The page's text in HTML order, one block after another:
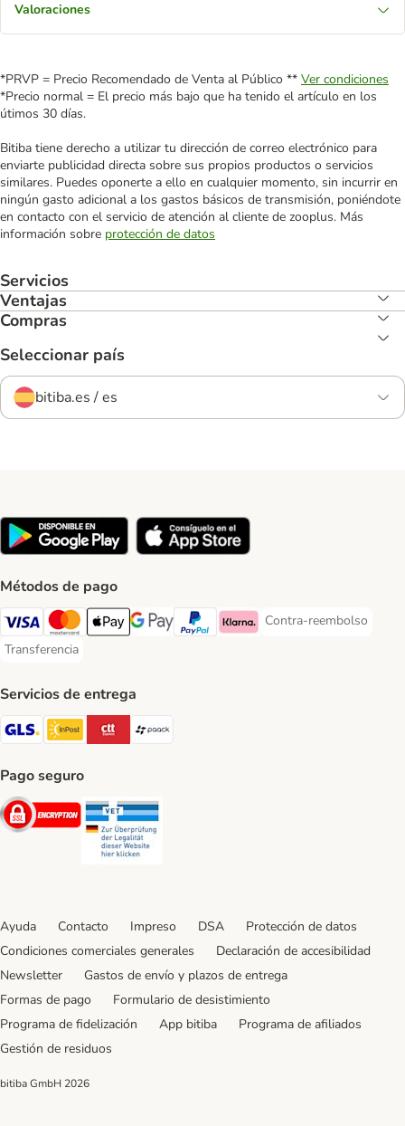
Valoraciones
*PRVP = Precio Recomendado de Venta al Público ** Ver condiciones
*Precio normal = El precio más bajo que ha tenido el artículo en los
útimos 30 días.
Bitiba tiene derecho a utilizar tu dirección de correo electrónico para
enviarte publicidad directa sobre sus propios productos o servicios
similares. Puedes oponerte a ello en cualquier momento, sin incurrir en
ningún gasto adicional a los gastos básicos de transmisión, poniéndote
en contacto con el servicio de atención al cliente de zooplus. Más
información sobre protección de datos
Servicios
Ventajas
Compras
Seleccionar país
bitiba.es / es
Métodos de pago
Visa Payment Method
Mastercard Payment Method
Apple Pay Payment Method
Google Pay Payment Method
PayPal Payment Method
Klarna Payment Method
Contra-reembolso
Contra-reembolso
Transferencia
Transferencia Payment Method
Servicios de entrega
GLS Shipping Method
InPost Shipping Method
CTTExpress Shipping Method
paack Shipping Method
Pago seguro
Security
Ayuda Contacto Impreso DSA
Protección de datos
Condiciones comerciales generales
Declaración de accesibilidad
Newsletter
Gastos de envío y plazos de entrega
Formas de pago
Formulario de desistimiento
Programa de fidelización
App bitiba
Programa de afiliados
Gestión de residuos
bitiba GmbH 2026